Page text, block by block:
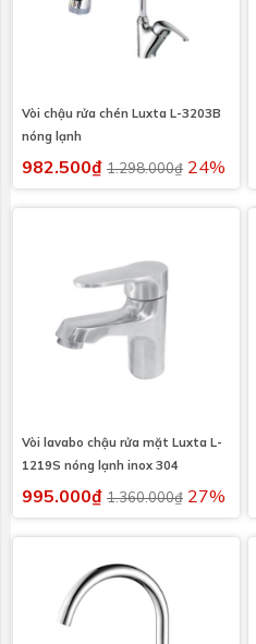
Vòi chậu rửa chén Luxta L-3203B
nóng lạnh
982.500₫ 1.298.000₫ 24%
Vòi lavabo chậu rửa mặt Luxta L-
1219S nóng lạnh inox 304
995.000₫ 1.360.000₫ 27%